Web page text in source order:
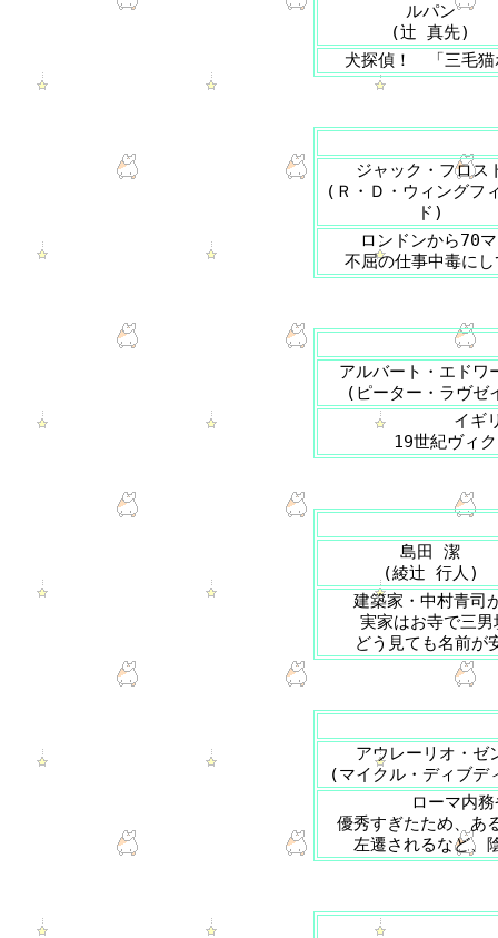
ルパン
(辻 真先)
犬探偵！ 「三毛猫
ジャック・フロス
(Ｒ・Ｄ・ウィングフ
ド)
ロンドンから70
不屈の仕事中毒に
アルバート・エドワ
(ピーター・ラヴゼ
イギ
19世紀ヴィ
島田 潔
(綾辻 行人)
建築家・中村青司
実家はお寺で三
どう見ても名前
アウレーリオ・ゼ
(マイクル・ディブデ
ローマ内
優秀すぎたため、あ
左遷されるなど、